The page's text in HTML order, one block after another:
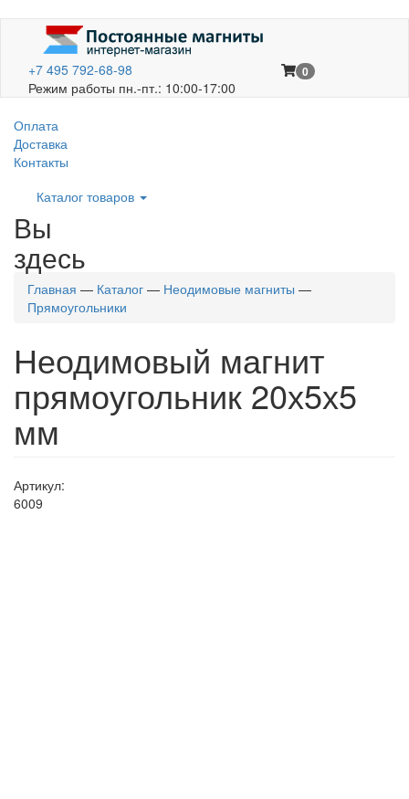
+7 495 792-68-98
Режим работы пн.-пт.: 10:00-17:00
0
Оплата
Доставка
Контакты
Каталог товаров
Вы
здесь
Главная — Каталог — Неодимовые магниты —
Прямоугольники
Неодимовый магнит
прямоугольник 20х5х5
мм
Артикул:
6009